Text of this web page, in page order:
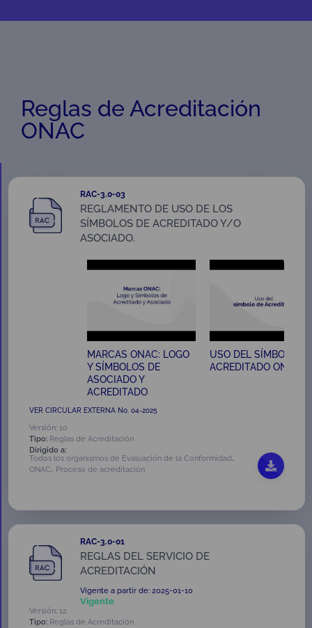
Reglas de Acreditación
ONAC
RAC-3.0-03
REGLAMENTO DE USO DE LOS
SÍMBOLOS DE ACREDITADO Y/O
ASOCIADO.
MARCAS ONAC: LOGO
Y SÍMBOLOS DE
ASOCIADO Y
ACREDITADO
USO DEL SÍMBOLO
ACREDITADO ONAC
VER CIRCULAR EXTERNA No. 04-2025
Versión: 10
Tipo: Reglas de Acreditación
Dirigido a:
Todos los organismos de Evaluación de la Conformidad ,
ONAC, Proceso de acreditación
RAC-3.0-01
REGLAS DEL SERVICIO DE
ACREDITACIÓN
Vigente a partir de: 2025-01-10
Vigente
Versión: 12
Tipo: Reglas de Acreditación